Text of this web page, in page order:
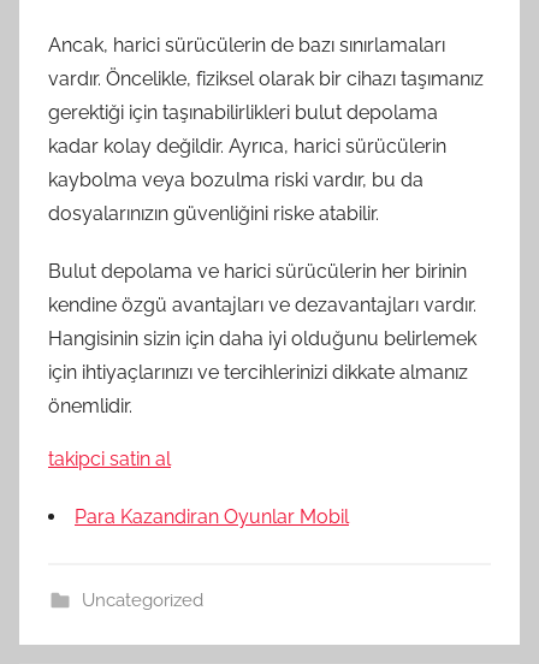
Ancak, harici sürücülerin de bazı sınırlamaları
vardır. Öncelikle, fiziksel olarak bir cihazı taşımanız
gerektiği için taşınabilirlikleri bulut depolama
kadar kolay değildir. Ayrıca, harici sürücülerin
kaybolma veya bozulma riski vardır, bu da
dosyalarınızın güvenliğini riske atabilir.
Bulut depolama ve harici sürücülerin her birinin
kendine özgü avantajları ve dezavantajları vardır.
Hangisinin sizin için daha iyi olduğunu belirlemek
için ihtiyaçlarınızı ve tercihlerinizi dikkate almanız
önemlidir.
takipci satin al
Para Kazandiran Oyunlar Mobil
Uncategorized